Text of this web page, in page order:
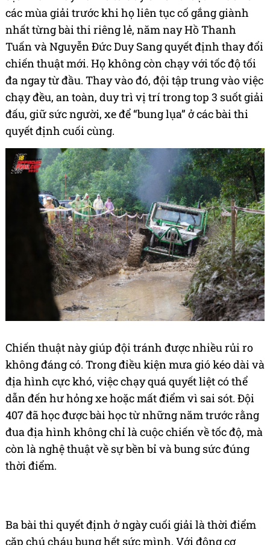
Từ chạy quyết liệt đến chiến
thuật "giữ xe giữ người"
Điểm thay đổi lớn nhất giúp đội 407 lên ngôi vô
địch năm nay nằm ở tư duy chiến thuật. Khác với
các mùa giải trước khi họ liên tục cố gắng giành
nhất từng bài thi riêng lẻ, năm nay Hồ Thanh
Tuấn và Nguyễn Đức Duy Sang quyết định thay đổi
chiến thuật mới. Họ không còn chạy với tốc độ tối
đa ngay từ đầu. Thay vào đó, đội tập trung vào việc
chạy đều, an toàn, duy trì vị trí trong top 3 suốt giải
đấu, giữ sức người, xe để “bung lụa” ở các bài thi
quyết định cuối cùng.
không đáng có. Trong điều kiện mưa gió kéo dài và
địa hình cực khó, việc chạy quá quyết liệt có thể